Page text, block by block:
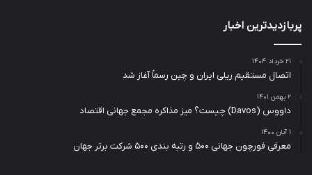
پربازدیدترین اخبار
۲۱ خرداد ۱۴۰۴
اتصال مستقیم ریلی ایران و چین رسماً آغاز شد
۲ بهمن ۱۴۰۱
داووس (Davos) چیست؟ میز مذاکره مجمع جهانی اقتصاد
۱ آبان ۱۴۰۰
معرفی فورچون جهانی ۵۰۰ و رتبه بندی ۵۰۰ شرکت برتر جهان